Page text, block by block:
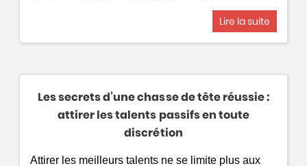
Lire la suite
Les secrets d’une chasse de tête réussie :
attirer les talents passifs en toute
discrétion
Attirer les meilleurs talents ne se limite plus aux